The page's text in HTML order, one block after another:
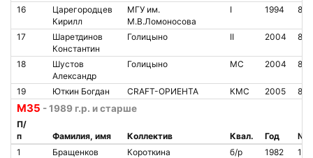
16
Царегородцев
Кирилл
МГУ им.
М.В.Ломоносова
I 1994
17
Шаретдинов
Константин
Голицыно II 2004
18
Шустов
Александр
Голицыно МС 2004
19 Юткин Богдан CRAFT-ОРИЕНТА КМС 2005
М35 - 1989 г.р. и старше
П/
п
Фамилия, имя Коллектив Квал. Год
№
1
Бращенков
Короткина б/р 1982